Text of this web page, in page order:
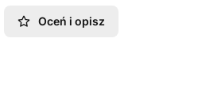
Oceń i opisz